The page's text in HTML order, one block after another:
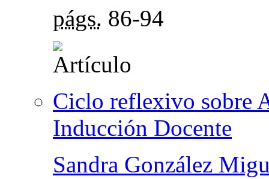
págs. 86-94
Ciclo reflexivo sobre
Inducción Docente
Sandra González